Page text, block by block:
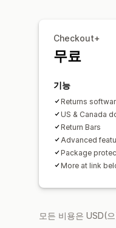
Checkout+
무료
기능
Returns
US & Canada
Return Bars
Advanced
Package
More at link
모든 비용은 USD(